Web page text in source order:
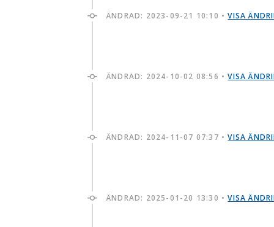
ÄNDRAD: 2023-09-21 10:10 •VISA
ÄNDRAD: 2024-10-02 08:56 •VISA
ÄNDRAD: 2024-11-07 07:37 •VISA
ÄNDRAD: 2025-01-20 13:30 •VISA